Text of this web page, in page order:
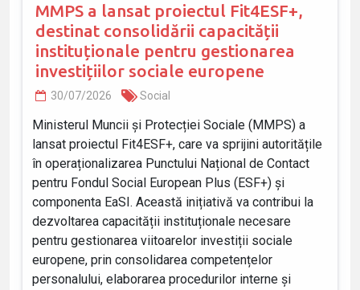
MMPS a lansat proiectul Fit4ESF+,
destinat consolidării capacității
instituționale pentru gestionarea
investițiilor sociale europene
30/07/2026 Social
Ministerul Muncii și Protecției Sociale (MMPS) a
lansat proiectul Fit4ESF+, care va sprijini autoritățile
în operaționalizarea Punctului Național de Contact
pentru Fondul Social European Plus (ESF+) și
componenta EaSI. Această inițiativă va contribui la
dezvoltarea capacității instituționale necesare
pentru gestionarea viitoarelor investiții sociale
europene, prin consolidarea competențelor
personalului, elaborarea procedurilor interne și